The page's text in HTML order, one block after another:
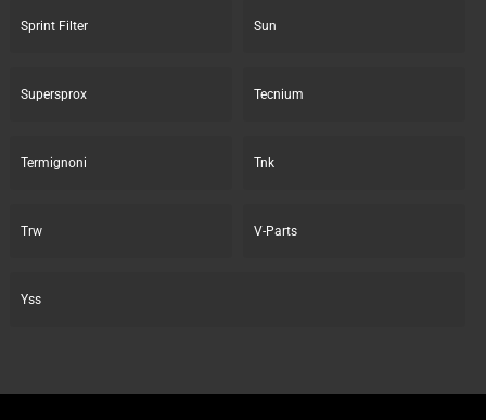
Sprint Filter Sun
Supersprox Tecnium
Termignoni Tnk
Trw V-Parts
Yss